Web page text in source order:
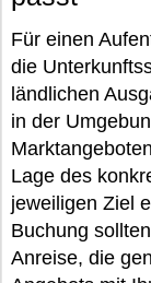
Für einen
die
ländlichen
in der
Lage des
jeweiligen Ziel
Buchung
Anreise, die